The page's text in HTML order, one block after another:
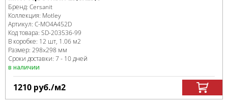
Бренд: Cersanit
Коллекция: Motley
Артикул: C-MO4A452D
Код товара: SD-203536-99
В коробке: 12 шт, 1.06 м2
Размер: 298x298 мм
Сроки доставки: 7 - 10 дней
в наличии
1210 руб./м2